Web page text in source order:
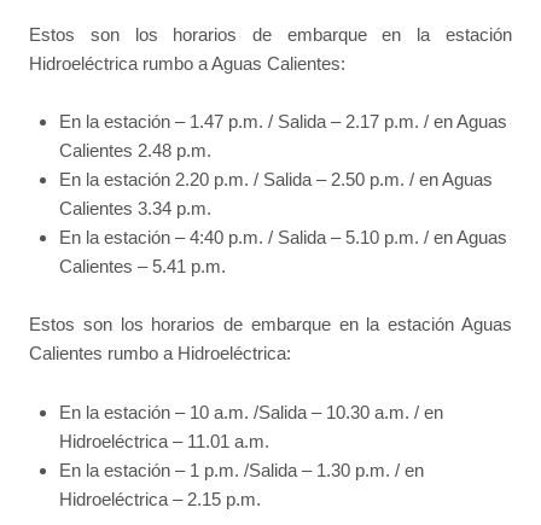
Estos son los horarios de embarque en la estación
Hidroeléctrica rumbo a Aguas Calientes:
En la estación – 1.47 p.m. / Salida – 2.17 p.m. / en Aguas
Calientes 2.48 p.m.
En la estación 2.20 p.m. / Salida – 2.50 p.m. / en Aguas
Calientes 3.34 p.m.
En la estación – 4:40 p.m. / Salida – 5.10 p.m. / en Aguas
Calientes – 5.41 p.m.
Estos son los horarios de embarque en la estación Aguas
Calientes rumbo a Hidroeléctrica:
En la estación – 10 a.m. /Salida – 10.30 a.m. / en
Hidroeléctrica – 11.01 a.m.
En la estación – 1 p.m. /Salida – 1.30 p.m. / en
Hidroeléctrica – 2.15 p.m.